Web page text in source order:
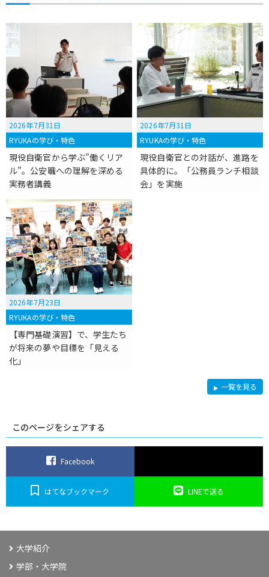
2026年7月31日
RYUKAの学び・特色
現役自衛官から学ぶ”働くリア
ル”。公安職への理解を深める
実務者講義
2026年7月31日
RYUKAの学び・特色
現役自衛官との対話が、進路を
具体的に。「公務員ランチ相談
会」を実施
2026年7月23日
RYUKAの学び・特色
【専門基礎演習】で、学生たち
が将来の夢や目標を「見える
化」
R
Y
び・
一覧を見る
このページをシェアする
Facebook
はてなブックマーク LINEで送る
大学紹介
学部・大学院